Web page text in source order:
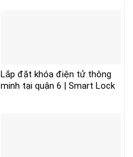
Lắp đặt khóa điện tử thông
minh tại quận 6 | Smart Lock